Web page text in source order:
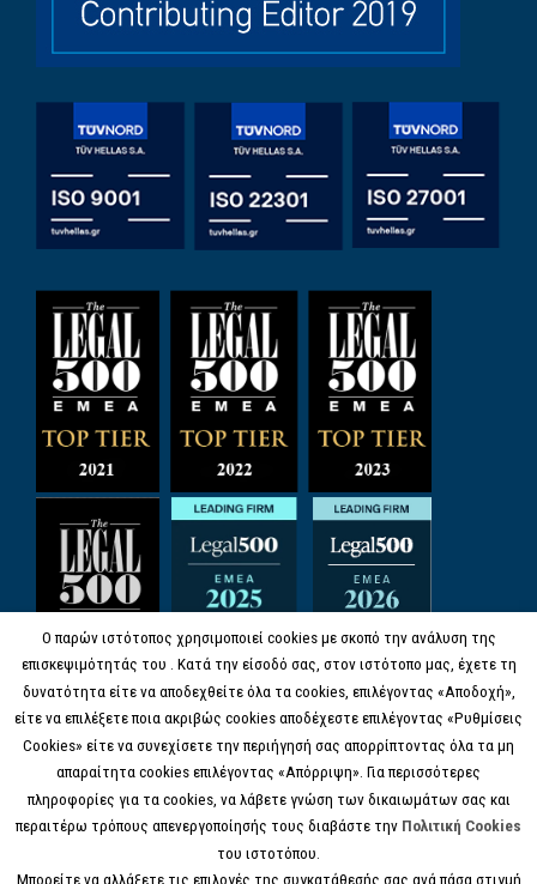
Ο παρών ιστότοπος χρησιμοποιεί cookies με σκοπό την ανάλυση της
επισκεψιμότητάς του . Κατά την είσοδό σας, στον ιστότοπο μας, έχετε τη
δυνατότητα είτε να αποδεχθείτε όλα τα cookies, επιλέγοντας «Αποδοχή»,
είτε να επιλέξετε ποια ακριβώς cookies αποδέχεστε επιλέγοντας «Ρυθμίσεις
Cookies» είτε να συνεχίσετε την περιήγησή σας απορρίπτοντας όλα τα μη
απαραίτητα cookies επιλέγοντας «Απόρριψη». Για περισσότερες
πληροφορίες για τα cookies, να λάβετε γνώση των δικαιωμάτων σας και
περαιτέρω τρόπους απενεργοποίησής τους διαβάστε την Πολιτική Cookies
του ιστοτόπου.
Μπορείτε να αλλάξετε τις επιλογές της συγκατάθεσής σας ανά πάσα στιγμή